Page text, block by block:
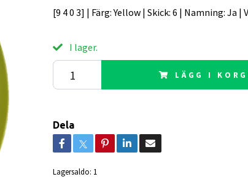
[9 4 0 3] | Färg: Yellow | Skick: 6 | Namning: Ja |
I lager.
LÄGG I
Dela
Lagersaldo: 1